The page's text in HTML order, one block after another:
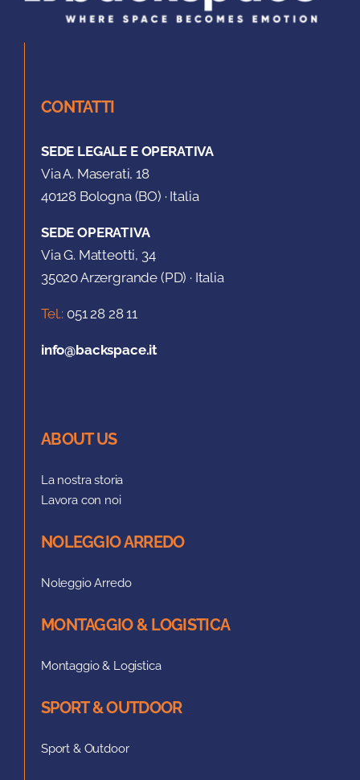
CONTATTI
SEDE LEGALE E OPERATIVA
Via A. Maserati, 18
40128 Bologna (BO) · Italia
SEDE OPERATIVA
Via G. Matteotti, 34
35020 Arzergrande (PD) · Italia
Tel.: 051 28 28 11
info@backspace.it
ABOUT US
La nostra storia
Lavora con noi
NOLEGGIO ARREDO
Noleggio Arredo
MONTAGGIO & LOGISTICA
Montaggio & Logistica
SPORT & OUTDOOR
Sport & Outdoor